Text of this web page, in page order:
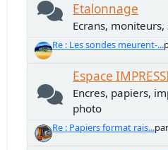
Etalonnage
Ecrans,
Re : Les sondes meurent-...
Espace
Encres, papiers,
photo
Re : Papiers format rais...par